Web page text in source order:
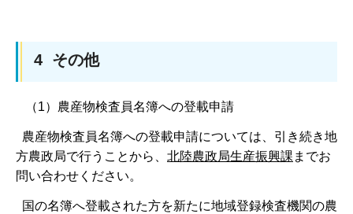
4 その他
（1）農産物検査員名簿への登載申請
農産物検査員名簿への登載申請については、引き続き地
方農政局で行うことから、 北陸農政局生産振興課 までお
問い合わせください。
国の名簿へ登載された方を新たに地域登録検査機関の農